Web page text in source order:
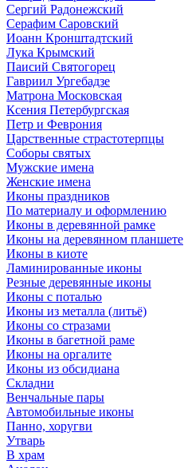
Сергий Радонежский
Серафим Саровский
Иоанн Кронштадтский
Лука Крымский
Паисий Святогорец
Гавриил Ургебадзе
Матрона Московская
Ксения Петербургская
Петр и Феврония
Царственные страстотерпцы
Соборы святых
Мужские имена
Женские имена
Иконы праздников
По материалу и оформлению
Иконы в деревянной рамке
Иконы на деревянном планшете
Иконы в киоте
Ламинированные иконы
Резные деревянные иконы
Иконы с поталью
Иконы из металла (литьё)
Иконы со стразами
Иконы в багетной раме
Иконы на оргалите
Иконы из обсидиана
Складни
Венчальные пары
Автомобильные иконы
Панно, хоругви
Утварь
В храм